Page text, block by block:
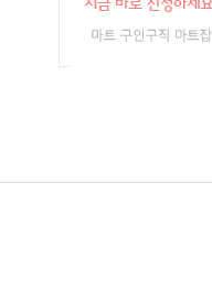
돼지고기 육가공장(물류 출하 3.5t~
[한살림경기남부/군포] 공급사업팀
[케이에스마트 석전점] 농산(신